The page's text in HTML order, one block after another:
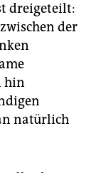
dreigeteilt:
der
hin
natürlich